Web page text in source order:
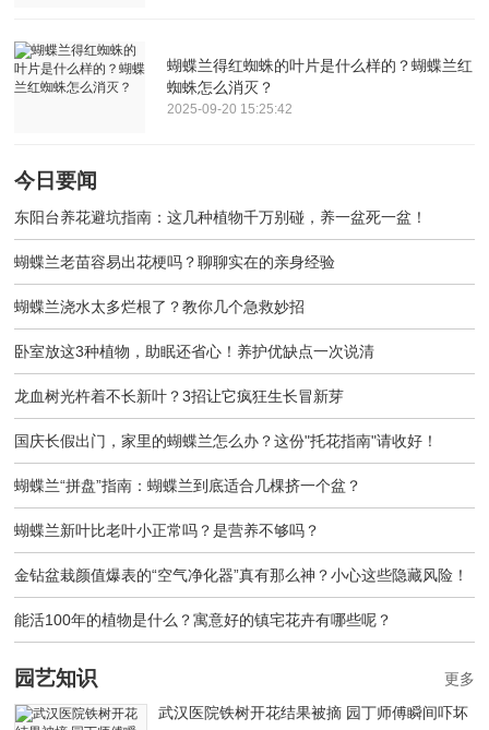
蝴蝶兰得红蜘蛛的叶片是什么样的？蝴蝶兰红
蜘蛛怎么消灭？
2025-09-20 15:25:42
今日要闻
东阳台养花避坑指南：这几种植物千万别碰，养一盆死一盆！
蝴蝶兰老苗容易出花梗吗？聊聊实在的亲身经验
蝴蝶兰浇水太多烂根了？教你几个急救妙招
卧室放这3种植物，助眠还省心！养护优缺点一次说清
龙血树光杵着不长新叶？3招让它疯狂生长冒新芽
国庆长假出门，家里的蝴蝶兰怎么办？这份"托花指南"请收好！
蝴蝶兰“拼盘”指南：蝴蝶兰到底适合几棵挤一个盆？
蝴蝶兰新叶比老叶小正常吗？是营养不够吗？
金钻盆栽颜值爆表的“空气净化器”真有那么神？小心这些隐藏风险！
能活100年的植物是什么？寓意好的镇宅花卉有哪些呢？
园艺知识
武汉医院铁树开花结果被摘 园丁师傅瞬间吓坏
更多